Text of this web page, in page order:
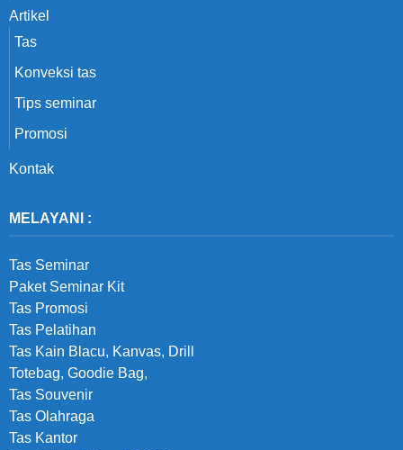
Artikel
Tas
Konveksi tas
Tips seminar
Promosi
Kontak
MELAYANI :
Tas Seminar
Paket Seminar Kit
Tas Promosi
Tas Pelatihan
Tas Kain Blacu, Kanvas, Drill
Totebag, Goodie Bag,
Tas Souvenir
Tas Olahraga
Tas Kantor